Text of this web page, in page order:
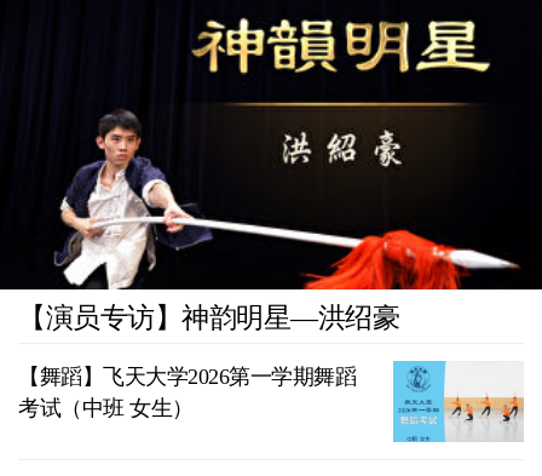
【演员专访】神韵明星—洪绍豪
【舞蹈】飞天大学2026第一学期舞蹈
考试（中班 女生）